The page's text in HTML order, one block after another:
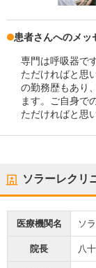
患者さんへのメッ
専門は呼吸器で
ただければと思
の勤務歴もあり
ます。ご自身で
ただければと思
ソラーレクリ
医療機関名 ソ
院長 八